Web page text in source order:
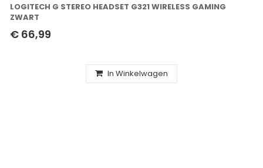
LOGITECH G STEREO HEADSET G321 WIRELESS GAMING
ZWART
€ 66,99
In Winkelwagen